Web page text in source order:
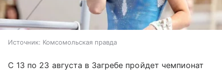
Источник: Комсомольская правда
С 13 по 23 августа в Загребе пройдет чемпионат